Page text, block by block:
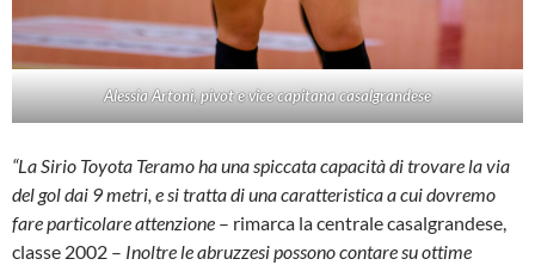
Alessia Artoni, pivot e vice capitana casalgrandese
“La Sirio Toyota Teramo ha una spiccata capacità di trovare la via
del gol dai 9 metri, e si tratta di una caratteristica a cui dovremo
fare particolare attenzione – rimarca la centrale casalgrandese,
classe 2002 – Inoltre le abruzzesi possono contare su ottime